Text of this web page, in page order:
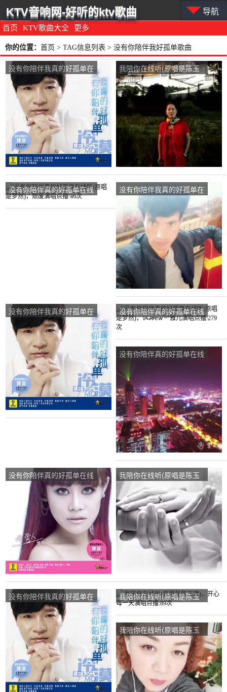
首页 KTV歌曲大全 更多
KTV音响网-好听的ktv歌曲 导航
你的位置： 首页 > TAG信息列表 > 没有你陪伴我好孤单歌曲
没有你陪伴我真的好孤单在
线听(原唱是冷漠)，男人本
色演唱点播:393次
我陪你在线听(原唱是陈玉
建)，知足常乐演唱点播:57
次
没有你陪伴真的好孤单在线
听(原唱是梦然)，颓废演唱
没有你陪伴我真的好孤单在
线听(原唱是冷漠)，天涯演
唱点播:29次
没有你陪伴我真的好孤单在
线听(原唱是冷漠)，中国龙
演唱点播:46次
没有你陪伴真的好孤单在线
听(原唱是梦然)，
播:279次
没有你陪伴真的好孤单在线
听(原唱是梦然)，天空演唱
点播:1953次
没有你陪伴真的好孤单在线
听(原唱是梦然)，(熊姑娘)
姑姑演唱点播:154次
我陪你在线听(原唱是陈玉
建)，༂* ❦蘭*&演唱点
播:73次
没有你陪伴我真的好孤单在
线听(原唱是冷漠)，最初的
节奏演唱点播:108次
我陪你在线听(原唱是陈玉
建)，开心每一天演唱点
播:89次
我陪你在线听(原唱是陈玉
建)，垚皨演唱点播:63次